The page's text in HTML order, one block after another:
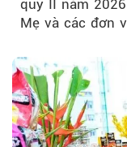
quý II năm
Mẹ và các đơn